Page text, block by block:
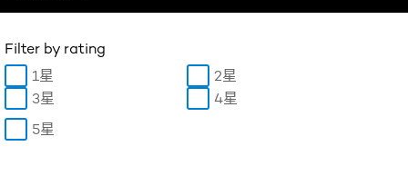
Filter by rating
1星
2星
3星
4星
5星